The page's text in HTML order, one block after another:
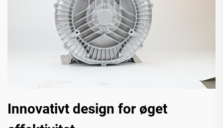
Innovativt design for øget